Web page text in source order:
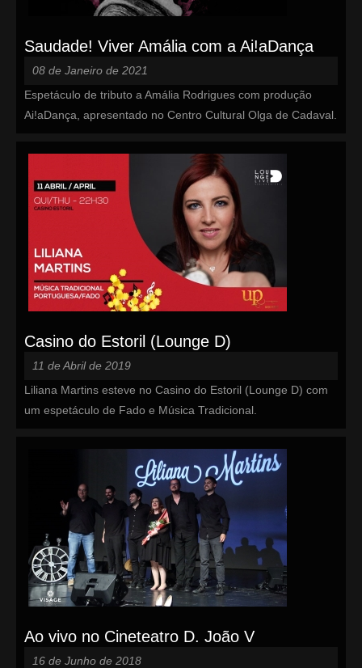
Saudade! Viver Amália com a Ai!aDança
08 de Janeiro de 2021
Espetáculo de tributo a Amália Rodrigues com produção
Ai!aDança, apresentado no Centro Cultural Olga de Cadaval.
Casino do Estoril (Lounge D)
11 de Abril de 2019
Liliana Martins esteve no Casino do Estoril (Lounge D) com
um espetáculo de Fado e Música Tradicional.
Ao vivo no Cineteatro D. João V
16 de Junho de 2018